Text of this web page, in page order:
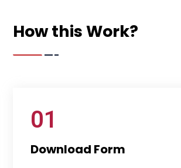
How this Work?
01
Download Form